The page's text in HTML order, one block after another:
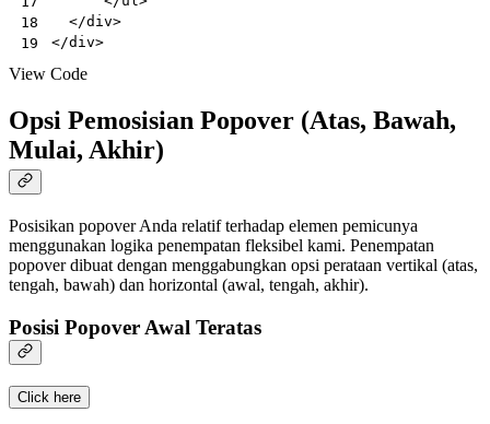
18
19
</div>
</div>
View Code
Opsi Pemosisian Popover (Atas, Bawah,
Mulai, Akhir)
Posisikan popover Anda relatif terhadap elemen pemicunya
menggunakan logika penempatan fleksibel kami. Penempatan
popover dibuat dengan menggabungkan opsi perataan vertikal (atas,
tengah, bawah) dan horizontal (awal, tengah, akhir).
Posisi Popover Awal Teratas
Click here